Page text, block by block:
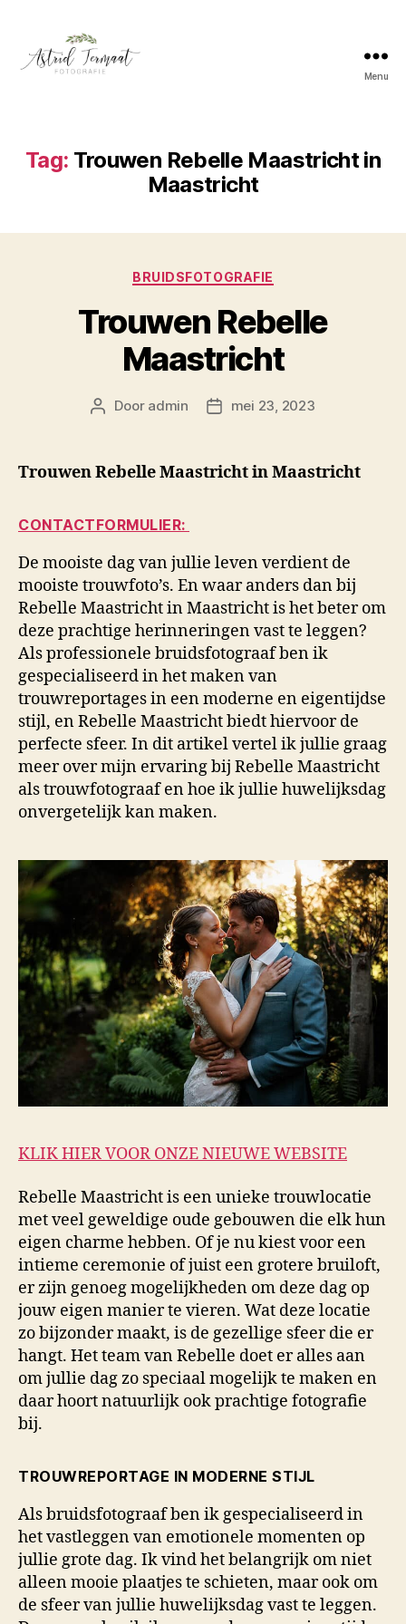
Menu
Tag: Trouwen Rebelle Maastricht in
Maastricht
Categorieën
BRUIDSFOTOGRAFIE
Trouwen Rebelle
Maastricht
Berichtauteur
Door admin Berichtdatum
mei 23, 2023
Trouwen Rebelle Maastricht in Maastricht
CONTACTFORMULIER:
De mooiste dag van jullie leven verdient de
mooiste trouwfoto’s. En waar anders dan bij
Rebelle Maastricht in Maastricht is het beter om
deze prachtige herinneringen vast te leggen?
Als professionele bruidsfotograaf ben ik
gespecialiseerd in het maken van
trouwreportages in een moderne en eigentijdse
stijl, en Rebelle Maastricht biedt hiervoor de
perfecte sfeer. In dit artikel vertel ik jullie graag
meer over mijn ervaring bij Rebelle Maastricht
als trouwfotograaf en hoe ik jullie huwelijksdag
onvergetelijk kan maken.
KLIK HIER VOOR ONZE NIEUWE WEBSITE
Rebelle Maastricht is een unieke trouwlocatie
met veel geweldige oude gebouwen die elk hun
eigen charme hebben. Of je nu kiest voor een
intieme ceremonie of juist een grotere bruiloft,
er zijn genoeg mogelijkheden om deze dag op
jouw eigen manier te vieren. Wat deze locatie
zo bijzonder maakt, is de gezellige sfeer die er
hangt. Het team van Rebelle doet er alles aan
om jullie dag zo speciaal mogelijk te maken en
daar hoort natuurlijk ook prachtige fotografie
bij.
TROUWREPORTAGE IN MODERNE STIJL
Als bruidsfotograaf ben ik gespecialiseerd in
het vastleggen van emotionele momenten op
jullie grote dag. Ik vind het belangrijk om niet
alleen mooie plaatjes te schieten, maar ook om
de sfeer van jullie huwelijksdag vast te leggen.